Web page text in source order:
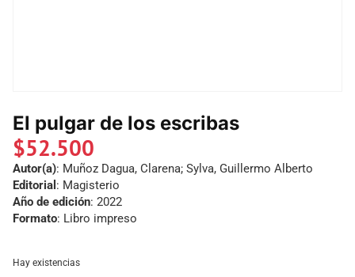
El pulgar de los escribas
$52.500
Autor(a): Muñoz Dagua, Clarena; Sylva, Guillermo Alberto
Editorial : Magisterio
Año de edición: 2022
Formato: Libro impreso
Hay existencias